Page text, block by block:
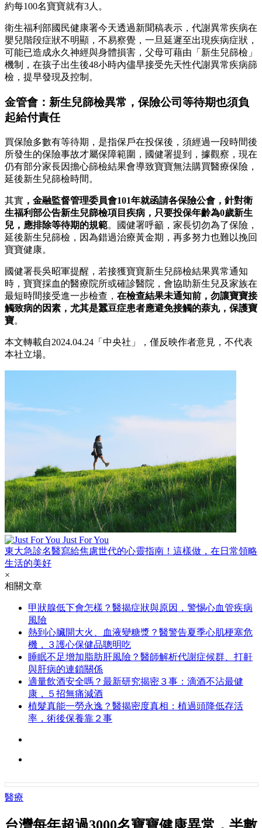
約每100名寶寶就有3人。
衛生福利部國民健康署今天透過新聞稿表示，代謝異常疾病在
嬰兒階段症狀不明顯，不易察覺，一旦延遲至出現疾病症狀，
可能已造成永久神經與身體損害，父母可藉由「新生兒篩檢」
機制，在孩子出生後48小時內儘早接受先天性代謝異常疾病篩
檢，提早發現及控制。
金管會：新生兒篩檢異常，保險公司等待期也須負
起給付責任
買保險多數有等待期，是指保戶在投保後，須經過一段時間後
所發生的保險事故才屬保障範圍，國健署提到，據觀察，現在
仍有部分家長因擔心篩檢結果會導致寶寶無法購買醫療保險，
延後新生兒篩檢時間。
其實 ，金融監督管理委員會101年就函請各保險公會，針對衛
生福利部公告新生兒篩檢項目疾病，只要投保年齡為0歲新生
兒，應排除等待期的規範。國健署呼籲，家長切勿為了保險，
延後新生兒篩檢，因為錯過治療黃金期，再多努力也難以挽回
寶寶健康。
國健署長吳昭軍提醒，若接獲寶寶新生兒篩檢結果異常通知
時，寶寶採血的醫療院所或確診醫院，會協助新生兒及家族在
最短時間接受進一步檢查， 在檢查結果未通知前，勿讓寶寶接
觸致病的因素，尤其是蠶豆症患者應避免接觸的萘丸，保護寶
寶。
本文轉載自2024.04.24「中央社」，僅反映作者意見，不代表
本社立場。
Just For You
東大急診名醫寫給焦慮世代的心靈指南！這樣做，在日常領略
生活的美好
×
相關文章
甲狀腺低下會怎樣？醫揭症狀與原因，警惕心血管疾病
風險
熱到心臟開大火、血液變糖漿？醫警告夏季心肌梗塞危
機，３護心保健品聰明吃
睡眠不足增加脂肪肝風險？醫師解析代謝症候群、打鼾
與肝病的連鎖關係
適量飲酒安全嗎？最新研究揭密３事：滴酒不沾最健
康，５招無痛減酒
植髮真能一勞永逸？醫揭密度真相：植過頭降低存活
率，術後保養靠２事
醫療
台灣每年超過3000名寶寶健康異常，半數